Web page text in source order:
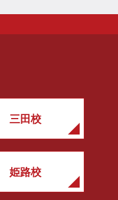
三田校
姫路校